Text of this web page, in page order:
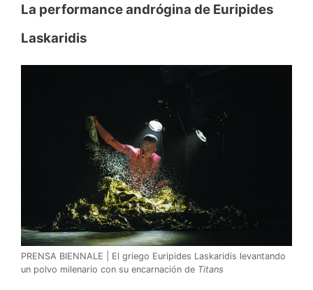
La performance andrógina de Euripides
Laskaridis
PRENSA BIENNALE | El griego Euripides Laskaridis levantando
un polvo milenario con su encarnación de Titans